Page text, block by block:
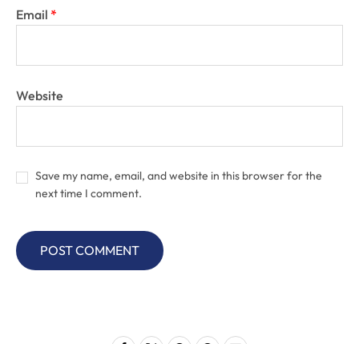
Email *
Website
Save my name, email, and website in this browser for the
next time I comment.